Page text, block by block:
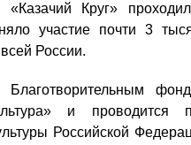
«Казачий Круг»
участие почти 3
России.
Благотворительным
и проводится
Российской